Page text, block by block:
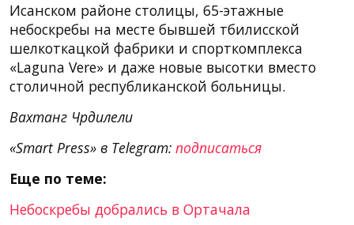
Исанском районе столицы, 65-этажные
небоскребы на месте бывшей тбилисской
шелкоткацкой фабрики и спорткомплекса
«Laguna Vere» и даже новые высотки вместо
столичной республиканской больницы.
Вахтанг Чрдилели
«Smart Press» в Telegram: подписаться
Еще по теме:
Небоскребы добрались в Ортачала